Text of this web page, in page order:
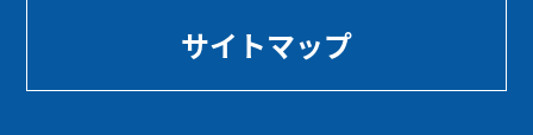
サイトマップ